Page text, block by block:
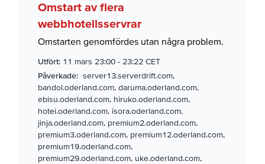
Omstart av flera
webbhotellsservrar
Omstarten genomfördes utan några problem.
Utfört: 11 mars 23:00 - 23:22 CET
Påverkade: server13.serverdrift.com,
bandol.oderland.com, daruma.oderland.com,
ebisu.oderland.com, hiruko.oderland.com,
hotei.oderland.com, isora.oderland.com,
jinja.oderland.com, premium2.oderland.com,
premium3.oderland.com, premium12.oderland.com,
premium19.oderland.com,
premium29.oderland.com, uke.oderland.com,